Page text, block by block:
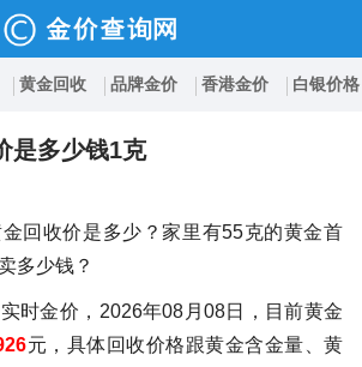
黄金回收 品牌金价 香港金价 白银价格
是多少钱1克
回收价是多少？家里有55克的黄金首
多少钱？
时金价，2026年08月08日，目前黄金
元，具体回收价格跟黄金含金量、黄